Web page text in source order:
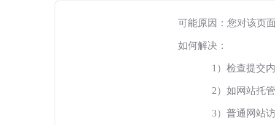
可能原因：您对该页
如何解决：
1）检查提交
2）如网站托
3）普通网站